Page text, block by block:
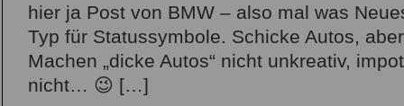
hier ja Post von BMW – also mal was
Typ für Statussymbole. Schicke Autos,
Machen „dicke Autos“ nicht unkreativ,
nicht… 😉 […]